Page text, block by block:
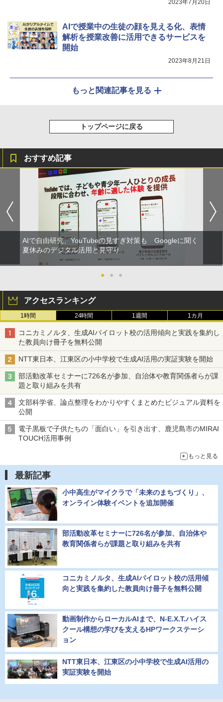
2023年7月20日
AIで授業中の生徒の顔を見える化、表情
解析を授業改善に活用できるサービスを
開始
2023年8月21日
もっと関連記事を見る
トップページに戻る
おすすめ記事
AIで自由研究、YouTubeの見すぎ対策も Googleに聞く
夏休みのデジタル活用と見守り
● ● ●
アクセスランキング
1時間 24時間 1週間 1カ月
コニカミノルタ、生成AIパイロット校の活用傾向と実践を集約し
た教員向け冊子を無料公開
NTT東日本、江東区の小中学校で生成AI活用の実証実験を開始
部活動改革セミナーに726名が参加、自治体や教育関係者らが課
題と取り組みを共有
文部科学省、論点整理をわかりやすくまとめたビジュアル資料を
公開
電子黒板で子供たちの「面白い」を引き出す、鹿児島市のMIRAI
TOUCH活用事例
もっと見る
最新記事
小中高生がマイクラで「未来のまちづくり」、
オンライン体験イベントを追加開催
部活動改革セミナーに726名が参加、自治体や
教育関係者らが課題と取り組みを共有
コニカミノルタ、生成AIパイロット校の活用傾
向と実践を集約した教員向け冊子を無料公開
動画制作からローカルAIまで、N-E.X.T.ハイス
クール構想の学びを支えるHPワークステーシ
ョン
NTT東日本、江東区の小中学校で生成AI活用の
実証実験を開始